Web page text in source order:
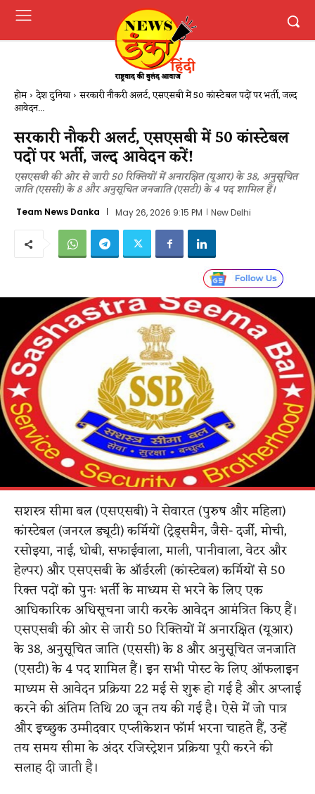
होम देश दुनिया सरकारी नौकरी अलर्ट, एसएसबी में 50 कांस्टेबल पदों पर भर्ती, जल्द
आवेदन...
सरकारी नौकरी अलर्ट, एसएसबी में 50 कांस्टेबल
पदों पर भर्ती, जल्द आवेदन करें!
एसएसबी की ओर से जारी 50 रिक्तियों में अनारक्षित (यूआर) के 38, अनुसूचित
जाति (एससी) के 8 और अनुसूचित जनजाति (एसटी) के 4 पद शामिल हैं।
Team News Danka May 26, 2026 9:15 PM New Delhi
सशस्त्र सीमा बल (एसएसबी) ने सेवारत (पुरुष और महिला)
कांस्टेबल (जनरल ड्यूटी) कर्मियों (ट्रेड्समैन, जैसे- दर्जी, मोची,
रसोइया, नाई, धोबी, सफाईवाला, माली, पानीवाला, वेटर और
हेल्पर) और एसएसबी के ऑर्डरली (कांस्टेबल) कर्मियों से 50
रिक्त पदों को पुनः भर्ती के माध्यम से भरने के लिए एक
आधिकारिक अधिसूचना जारी करके आवेदन आमंत्रित किए हैं।
एसएसबी की ओर से जारी 50 रिक्तियों में अनारक्षित (यूआर)
के 38, अनुसूचित जाति (एससी) के 8 और अनुसूचित जनजाति
(एसटी) के 4 पद शामिल हैं। इन सभी पोस्ट के लिए ऑफलाइन
माध्यम से आवेदन प्रक्रिया 22 मई से शुरू हो गई है और अप्लाई
करने की अंतिम तिथि 20 जून तय की गई है। ऐसे में जो पात्र
और इच्छुक उम्मीदवार एप्लीकेशन फॉर्म भरना चाहते हैं, उन्हें
तय समय सीमा के अंदर रजिस्ट्रेशन प्रक्रिया पूरी करने की
सलाह दी जाती है।